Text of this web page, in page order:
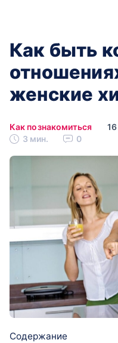
Как быть
женские
Как познакомиться
3 мин.
0
Содержание